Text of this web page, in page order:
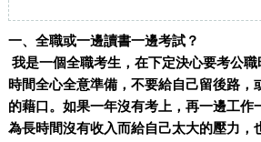
一、全職或一邊讀書一邊考試？
我是一個全職考生，在下定決心要考公
時間全心全意準備，不要給自己留後路，
的藉口。如果一年沒有考上，再一邊工作
為長時間沒有收入而給自己太大的壓力，